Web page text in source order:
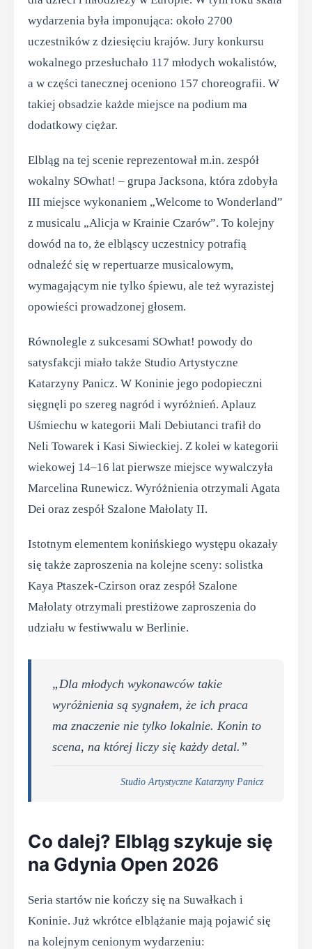
wydarzenia była imponująca: około 2700
uczestników z dziesięciu krajów. Jury konkursu
wokalnego przesłuchało 117 młodych wokalistów,
a w części tanecznej oceniono 157 choreografii. W
takiej obsadzie każde miejsce na podium ma
dodatkowy ciężar.
Elbląg na tej scenie reprezentował m.in. zespół
wokalny SOwhat! – grupa Jacksona, która zdobyła
III miejsce wykonaniem „Welcome to Wonderland”
z musicalu „Alicja w Krainie Czarów”. To kolejny
dowód na to, że elbląscy uczestnicy potrafią
odnaleźć się w repertuarze musicalowym,
wymagającym nie tylko śpiewu, ale też wyrazistej
opowieści prowadzonej głosem.
Równolegle z sukcesami SOwhat! powody do
satysfakcji miało także Studio Artystyczne
Katarzyny Panicz. W Koninie jego podopieczni
sięgnęli po szereg nagród i wyróżnień. Aplauz
Uśmiechu w kategorii Mali Debiutanci trafił do
Neli Towarek i Kasi Siwieckiej. Z kolei w kategorii
wiekowej 14–16 lat pierwsze miejsce wywalczyła
Marcelina Runewicz. Wyróżnienia otrzymali Agata
Dei oraz zespół Szalone Małolaty II.
Istotnym elementem konińskiego występu okazały
się także zaproszenia na kolejne sceny: solistka
Kaya Ptaszek-Czirson oraz zespół Szalone
Małolaty otrzymali prestiżowe zaproszenia do
udziału w festiwwalu w Berlinie.
„Dla młodych wykonawców takie
wyróżnienia są sygnałem, że ich praca
ma znaczenie nie tylko lokalnie. Konin to
scena, na której liczy się każdy detal.”
Studio Artystyczne Katarzyny Panicz
Co dalej? Elbląg szykuje się
na Gdynia Open 2026
Seria startów nie kończy się na Suwałkach i
Koninie. Już wkrótce elblążanie mają pojawić się
na kolejnym cenionym wydarzeniu: